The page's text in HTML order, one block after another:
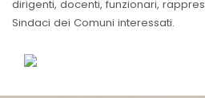
dirigenti, docenti, funzionari,
Sindaci dei Comuni interessati.